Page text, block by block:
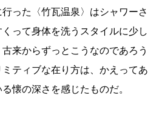
った〈竹瓦温泉〉はシャワーさ
って身体を洗うスタイルに少し
来からずっとこうなのであろう
ティブな在り方は、かえってあ
懐の深さを感じたものだ。